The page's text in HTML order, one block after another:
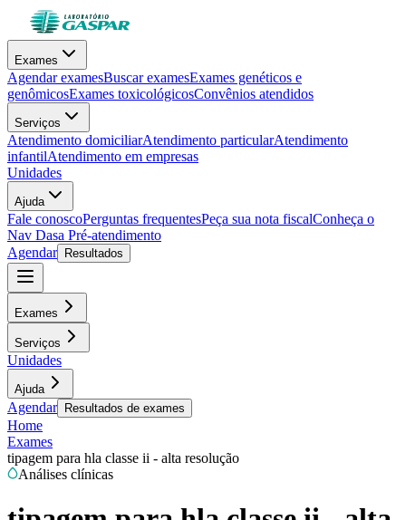
Exames
Agendar examesBuscar examesExames genéticos e
genômicosExames toxicológicosConvênios atendidos
Serviços
Atendimento domiciliarAtendimento particularAtendimento
infantilAtendimento em empresas
Unidades
Ajuda
Fale conoscoPerguntas frequentesPeça sua nota fiscalConheça o
Nav Dasa Pré-atendimento
Agendar
Resultados
Exames
Serviços
Unidades
Ajuda
Agendar Resultados de exames
Home
Exames
tipagem para hla classe ii - alta resolução
Análises clínicas